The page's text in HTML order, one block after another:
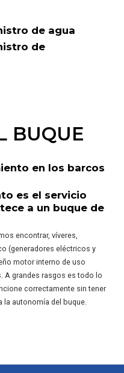
de agua
de
BUQUE
en los barcos
es el servicio
a un buque de
encontrar, víveres,
(generadores eléctricos y
motor interno de uso
A grandes rasgos es todo lo
correctamente sin tener
autonomía del buque.